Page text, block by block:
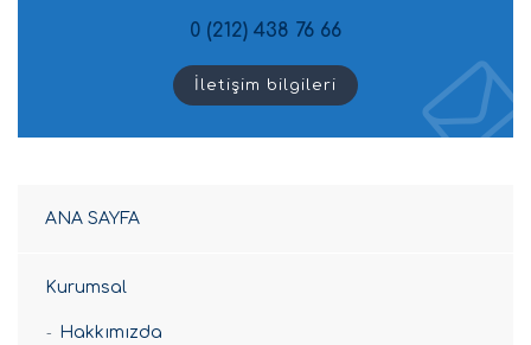
0 (212) 438 76 66
İletişim bilgileri
ANA SAYFA
Kurumsal
Hakkımızda